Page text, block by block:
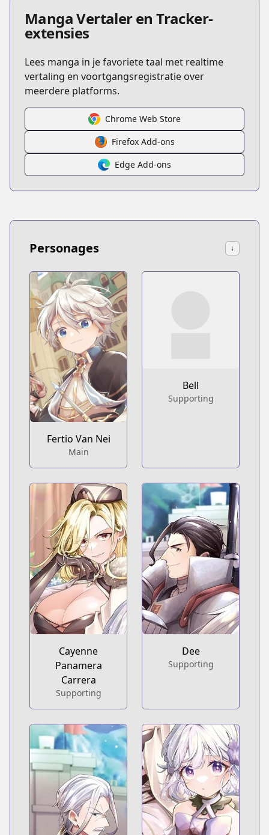
Manga Vertaler en Tracker-
extensies
Lees manga in je favoriete taal met realtime
vertaling en voortgangsregistratie over
meerdere platforms.
Chrome Web Store
Firefox Add-ons
Edge Add-ons
Personages ↓
Fertio Van Nei
Main
Bell
Supporting
Cayenne
Panamera
Carrera
Supporting
Dee
Supporting